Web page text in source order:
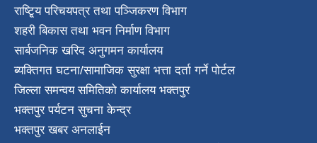
राष्टि्ृय परिचयपत्र तथा पञ्जिकरण विभाग
शहरी बिकास तथा भवन निर्माण विभाग
सार्बजनिक खरिद अनुगमन कार्यालय
ब्यक्तिगत घटना/सामाजिक सुरक्षा भत्ता दर्ता गर्ने पोर्टल
जिल्ला समन्वय समितिको कार्यालय भक्तपुर
भक्तपुर पर्यटन सुचना केन्द्र
भक्तपुर खबर अनलाईन